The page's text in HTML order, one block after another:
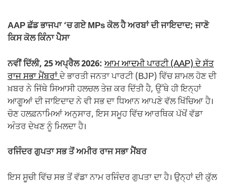
e
b
o
o
k
s
A
p
p
gr
m
y
n
k
e
AAP ਛੱਡ ਭਾਜਪਾ ‘ਚ ਗਏ MPs ਕੋਲ ਹੈ ਅਰਬਾਂ ਦੀ ਜਾਇਦਾਦ; ਜਾਣੋ
ਕਿਸ ਕੋਲ ਕਿੰਨਾ ਪੈਸਾ
ਨਵੀਂ ਦਿੱਲੀ, 25 ਅਪ੍ਰੈਲ 2026: ਆਮ ਆਦਮੀ ਪਾਰਟੀ (AAP) ਦੇ ਸੱਤ
ਰਾਜ ਸਭਾ ਮੈਂਬਰਾਂਦੇ ਭਾਰਤੀ ਜਨਤਾ ਪਾਰਟੀ (BJP) ਵਿੱਚ ਸ਼ਾਮਲ ਹੋਣ ਦੀ
ਖ਼ਬਰ ਨੇ ਜਿੱਥੇ ਸਿਆਸੀ ਹਲਚਲ ਤੇਜ਼ ਕਰ ਦਿੱਤੀ ਹੈ, ਉੱਥੇ ਹੀ ਇਨ੍ਹਾਂ
ਆਗੂਆਂ ਦੀ ਜਾਇਦਾਦ ਨੇ ਵੀ ਸਭ ਦਾ ਧਿਆਨ ਆਪਣੇ ਵੱਲ ਖਿੱਚਿਆ ਹੈ।
ਚੋਣ ਹਲਫ਼ਨਾਮਿਆਂ ਅਨੁਸਾਰ, ਇਸ ਸਮੂਹ ਵਿੱਚ ਆਰਥਿਕ ਪੱਖੋਂ ਵੱਡਾ
ਅੰਤਰ ਦੇਖਣ ਨੂੰ ਮਿਲਦਾ ਹੈ।
ਰਜਿੰਦਰ ਗੁਪਤਾ ਸਭ ਤੋਂ ਅਮੀਰ ਰਾਜ ਸਭਾ ਮੈਂਬਰ
ਇਸ ਸੂਚੀ ਵਿੱਚ ਸਭ ਤੋਂ ਵੱਡਾ ਨਾਮ ਰਜਿੰਦਰ ਗੁਪਤਾ ਦਾ ਹੈ। ਉਨ੍ਹਾਂ ਦੀ ਕੁੱਲ